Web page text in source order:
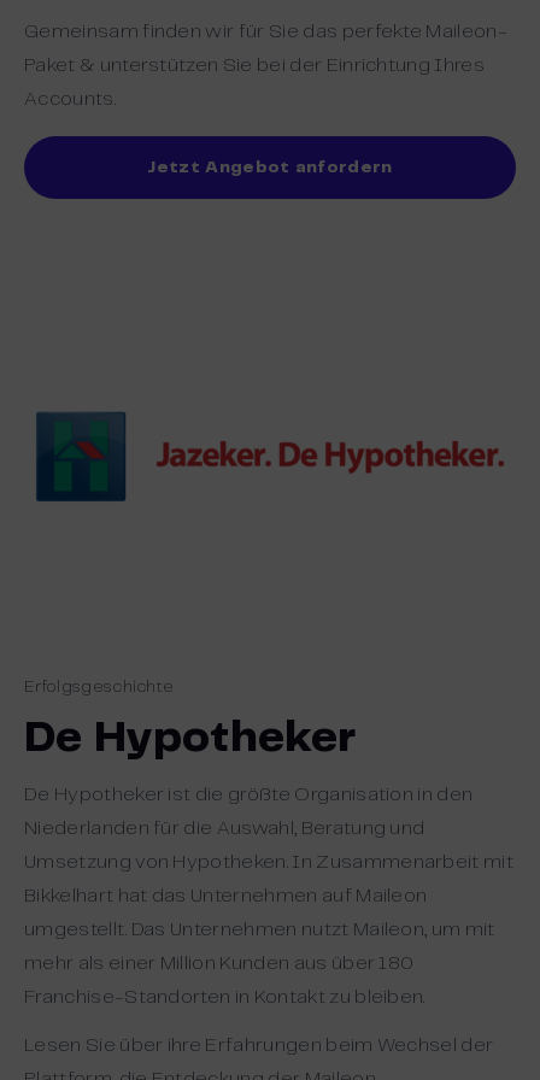
Gemeinsam finden wir für Sie das perfekte Maileon-
Paket & unterstützen Sie bei der Einrichtung Ihres
Accounts.
Jetzt Angebot anfordern
Erfolgsgeschichte
De Hypotheker
De Hypotheker ist die größte Organisation in den
Niederlanden für die Auswahl, Beratung und
Umsetzung von Hypotheken. In Zusammenarbeit mit
Bikkelhart hat das Unternehmen auf Maileon
umgestellt. Das Unternehmen nutzt Maileon, um mit
mehr als einer Million Kunden aus über 180
Franchise-Standorten in Kontakt zu bleiben.
Lesen Sie über ihre Erfahrungen beim Wechsel der